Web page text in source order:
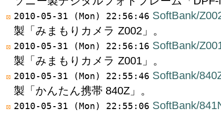
2010-05-31 (Mon) 22:56:46 SoftBank/
製「みまもりカメラ Z002」。
2010-05-31 (Mon) 22:56:16 SoftBank/
製「みまもりカメラ Z001」。
2010-05-31 (Mon) 22:55:46 SoftBank/
製「かんたん携帯 840Z」。
2010-05-31 (Mon) 22:55:06 SoftBank/